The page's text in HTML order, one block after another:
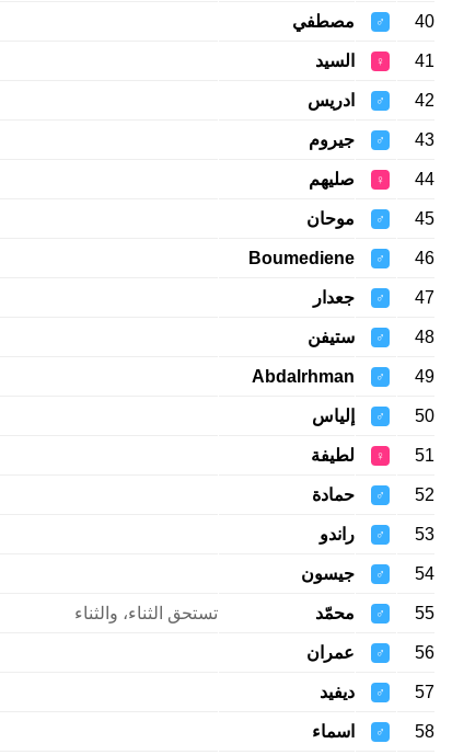
40
♂ مصطفي
41
♀ السيد
42
♂ ادريس
43
♂ جيروم
44
♀ صليهم
45
♂ موحان
46
♂
Boumediene
47
♂ جعدار
48
♂ ستيفن
49
♂
Abdalrhman
50
♂ إلياس
51
♀ لطيفة
52
♂ حمادة
53
♂ راندو
54
♂ جيسون
55
♂ محمّد تستحق الثناء، والثناء
56
♂ عمران
57
♂ ديفيد
58
♂ اسماء